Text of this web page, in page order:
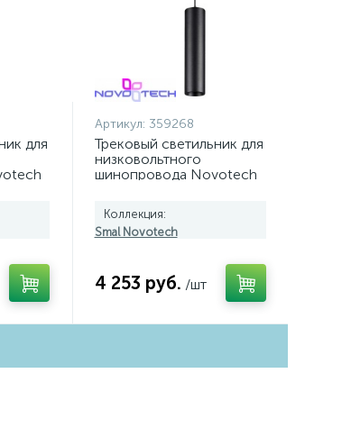
для
Артикул: 359268
Трековый светильник для
низковольтного
шинопровода Novotech
Коллекция:
Smal Novotech
4 253 руб. /шт